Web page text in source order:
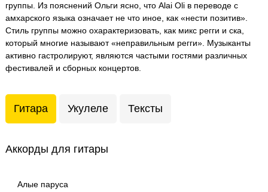
группы. Из пояснений Ольги ясно, что Alai Oli в переводе с
амхарского языка означает не что иное, как «нести позитив».
Стиль группы можно охарактеризовать, как микс регги и ска,
который многие называют «неправильным регги». Музыканты
активно гастролируют, являются частыми гостями различных
фестивалей и сборных концертов.
Гитара Укулеле Тексты
Аккорды для гитары
Алые паруса